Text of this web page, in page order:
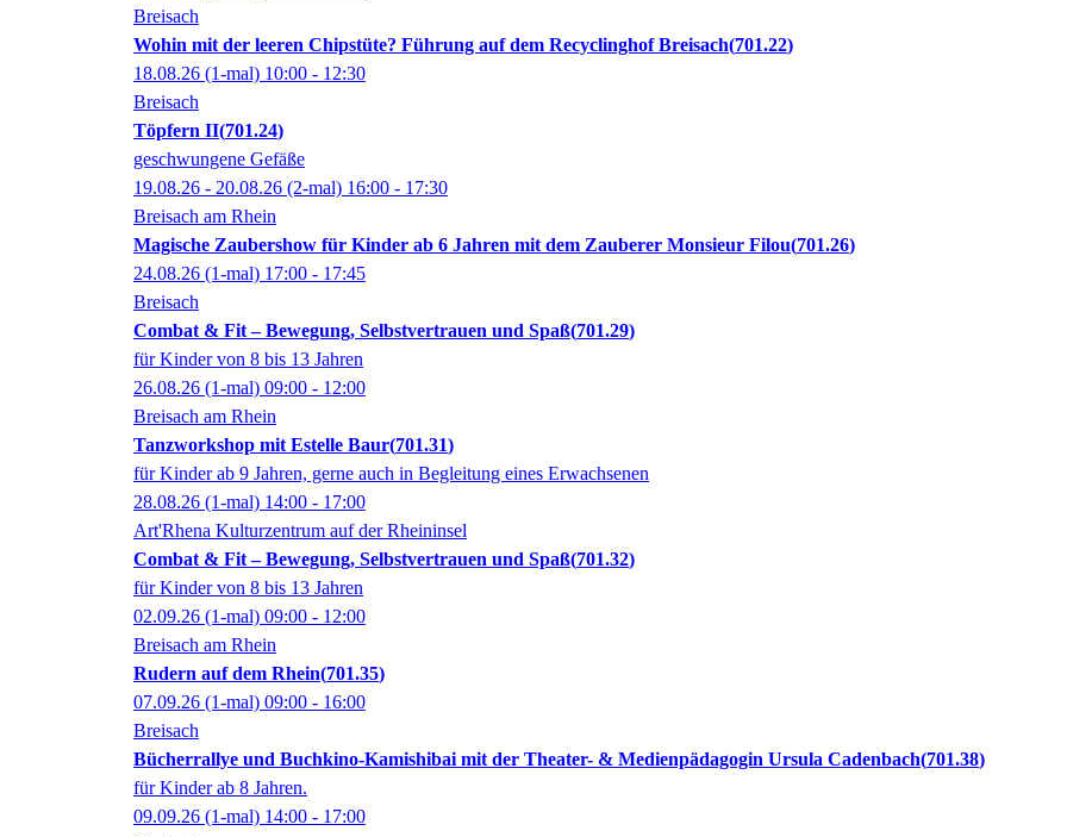
Breisach
Wohin mit der leeren Chipstüte? Führung auf dem Recyclinghof Breisach 701.22
18.08.26 (1-mal) 10:00 - 12:30
Breisach
Töpfern II 701.24
geschwungene Gefäße
19.08.26 - 20.08.26 (2-mal) 16:00 - 17:30
Breisach am Rhein
Magische Zaubershow für Kinder ab 6 Jahren mit dem Zauberer Monsieur Filou 701.26
24.08.26 (1-mal) 17:00 - 17:45
Breisach
Combat & Fit – Bewegung, Selbstvertrauen und Spaß 701.29
für Kinder von 8 bis 13 Jahren
26.08.26 (1-mal) 09:00 - 12:00
Breisach am Rhein
Tanzworkshop mit Estelle Baur 701.31
für Kinder ab 9 Jahren, gerne auch in Begleitung eines Erwachsenen
28.08.26 (1-mal) 14:00 - 17:00
Art'Rhena Kulturzentrum auf der Rheininsel
Combat & Fit – Bewegung, Selbstvertrauen und Spaß 701.32
für Kinder von 8 bis 13 Jahren
02.09.26 (1-mal) 09:00 - 12:00
Breisach am Rhein
Rudern auf dem Rhein 701.35
07.09.26 (1-mal) 09:00 - 16:00
Breisach
Bücherrallye und Buchkino-Kamishibai mit der Theater- & Medienpädagogin Ursula Cadenbach 701.38
für Kinder ab 8 Jahren.
09.09.26 (1-mal) 14:00 - 17:00